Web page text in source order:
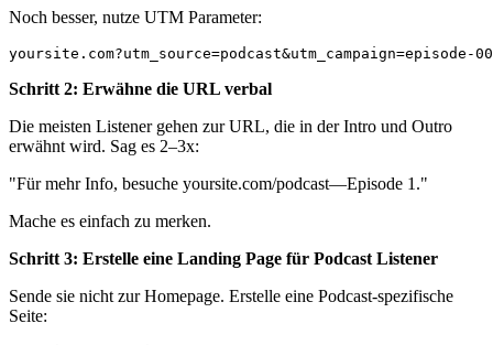
Noch besser, nutze UTM Parameter:
Schritt 2: Erwähne die URL verbal
Die meisten Listener gehen zur URL, die in der Intro und Outro
erwähnt wird. Sag es 2–3x:
"Für mehr Info, besuche yoursite.com/podcast—Episode 1."
Mache es einfach zu merken.
Schritt 3: Erstelle eine Landing Page für Podcast Listener
Sende sie nicht zur Homepage. Erstelle eine Podcast-spezifische
Seite: